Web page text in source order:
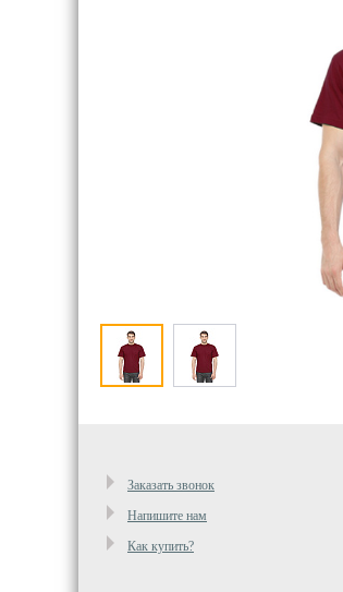
Заказать звонок
Напишите нам
Как купить?